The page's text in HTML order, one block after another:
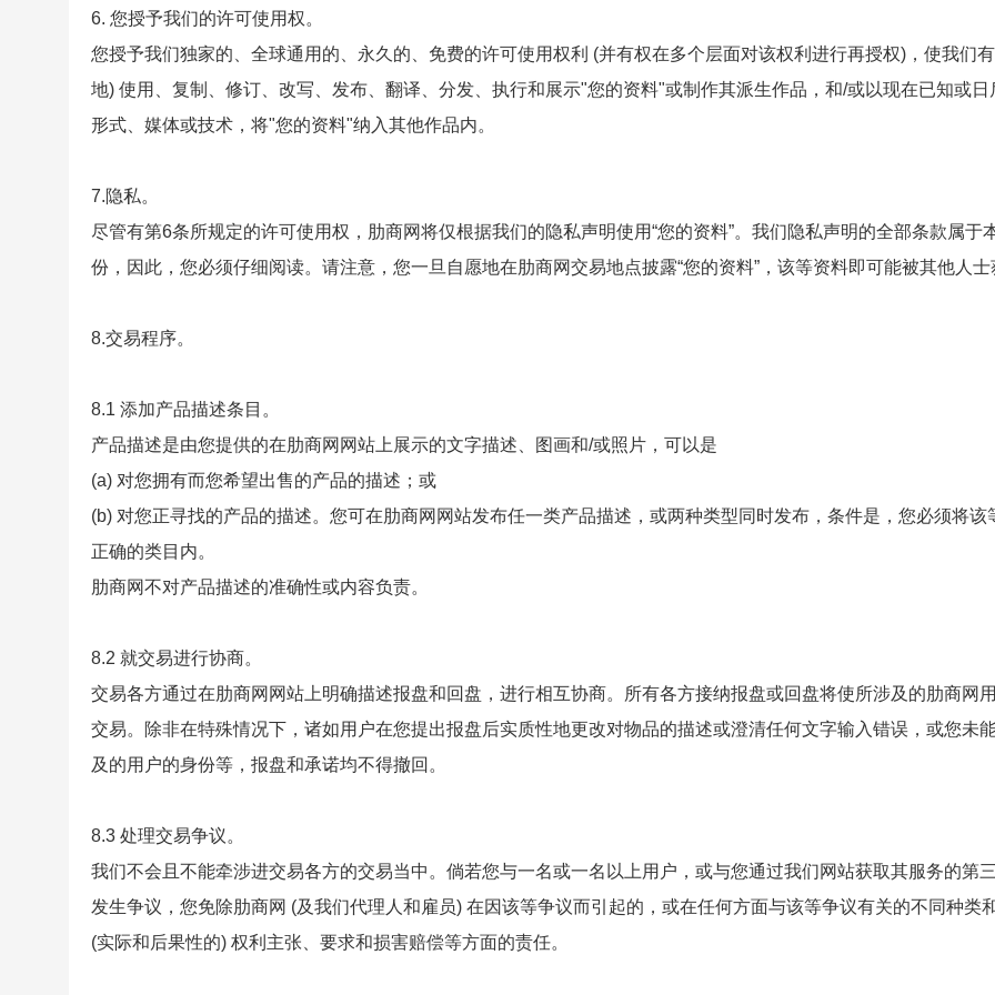
6. 您授予我们的许可使用权。
您授予我们独家的、全球通用的、永久的、免费的许可使用权利 (并有权在多个层面对该权利进行再授权)，使我们
地) 使用、复制、修订、改写、发布、翻译、分发、执行和展示"您的资料"或制作其派生作品，和/或以现在已知或日
形式、媒体或技术，将"您的资料"纳入其他作品内。
7.隐私。
尽管有第6条所规定的许可使用权，肋商网将仅根据我们的隐私声明使用“您的资料”。我们隐私声明的全部条款属于
份，因此，您必须仔细阅读。请注意，您一旦自愿地在肋商网交易地点披露“您的资料”，该等资料即可能被其他人
8.交易程序。
8.1 添加产品描述条目。
产品描述是由您提供的在肋商网网站上展示的文字描述、图画和/或照片，可以是
(a) 对您拥有而您希望出售的产品的描述；或
(b) 对您正寻找的产品的描述。您可在肋商网网站发布任一类产品描述，或两种类型同时发布，条件是，您必须将该
正确的类目内。
肋商网不对产品描述的准确性或内容负责。
8.2 就交易进行协商。
交易各方通过在肋商网网站上明确描述报盘和回盘，进行相互协商。所有各方接纳报盘或回盘将使所涉及的肋商网
交易。除非在特殊情况下，诸如用户在您提出报盘后实质性地更改对物品的描述或澄清任何文字输入错误，或您未
及的用户的身份等，报盘和承诺均不得撤回。
8.3 处理交易争议。
我们不会且不能牵涉进交易各方的交易当中。倘若您与一名或一名以上用户，或与您通过我们网站获取其服务的第
发生争议，您免除肋商网 (及我们代理人和雇员) 在因该等争议而引起的，或在任何方面与该等争议有关的不同种类
(实际和后果性的) 权利主张、要求和损害赔偿等方面的责任。